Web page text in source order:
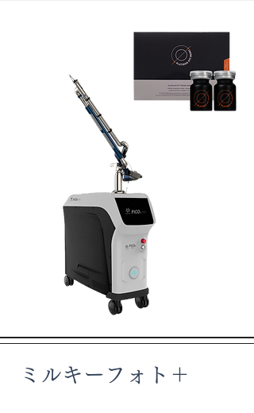
​ミルキーフォト＋​